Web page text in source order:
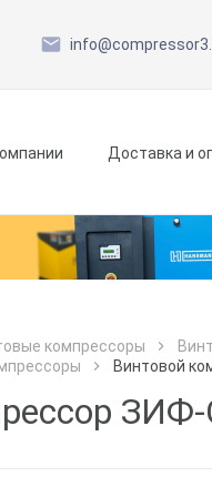
осушители
осушители
Доставка и
компрессоры
Винтовой
обращаться?
обращаться?
обращаться?
обращаться?